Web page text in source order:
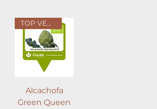
TOP VENTAS
Alcachofa
Green Queen